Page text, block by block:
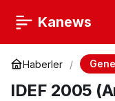
Kanews
Haberler
IDEF 2005